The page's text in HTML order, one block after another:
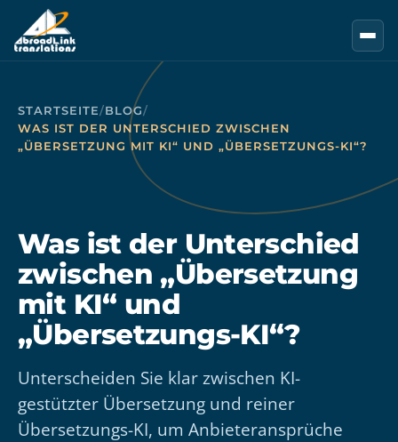
Zum Hauptinhalt springen
STARTSEITE/BLOG/
WAS IST DER UNTERSCHIED ZWISCHEN
„ÜBERSETZUNG MIT KI“ UND „ÜBERSETZUNGS-KI“?
Was ist der Unterschied
zwischen „Übersetzung
mit KI“ und
„Übersetzungs-KI“?
Unterscheiden Sie klar zwischen KI-
gestützter Übersetzung und reiner
Übersetzungs-KI, um Anbieteransprüche